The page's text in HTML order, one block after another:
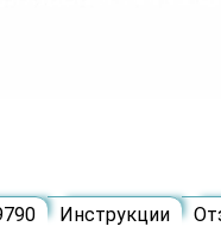
Инструкции